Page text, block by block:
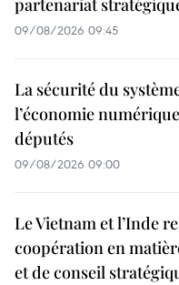
partenariat
09/08/2026 09:45
La sécurité du
l’économie
députés
09/08/2026 09:00
Le Vietnam et l’Inde
coopération en
et de conseil